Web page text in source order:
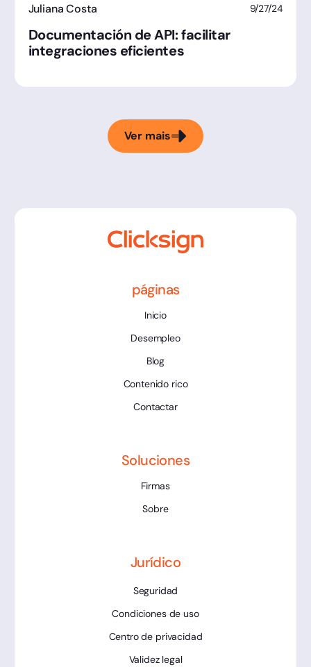
Juliana Costa 9/27/24
Documentación de API: facilitar
integraciones eficientes
Ver mais
páginas
Inicio
Desempleo
Blog
Contenido rico
Contactar
Soluciones
Firmas
Sobre
Jurídico
Seguridad
Condiciones de uso
Centro de privacidad
Validez legal